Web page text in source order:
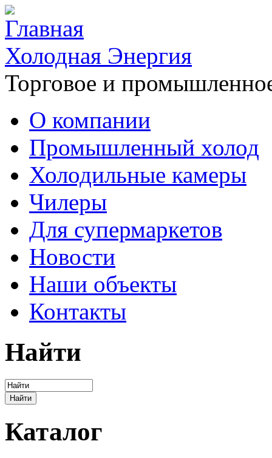
Холодная Энергия
Торговое и
О компании
Промышленный холод
Холодильные камеры
Чилеры
Для супермаркетов
Новости
Наши объекты
Контакты
Найти
Каталог